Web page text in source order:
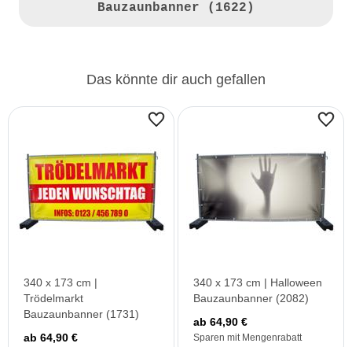
Bauzaunbanner (1622)
Das könnte dir auch gefallen
340 x 173 cm |
Trödelmarkt
Bauzaunbanner (1731)
ab 64,90 €
340 x 173 cm | Halloween
Bauzaunbanner (2082)
ab 64,90 €
Sparen mit Mengenrabatt